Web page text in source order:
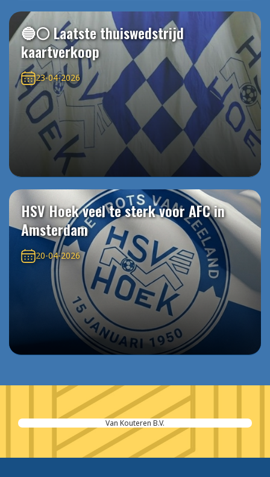
🔵⚪️ Laatste thuiswedstrijd
kaartverkoop
23-04-2026
HSV Hoek veel te sterk voor AFC in
Amsterdam
20-04-2026
Van Kouteren B.V.